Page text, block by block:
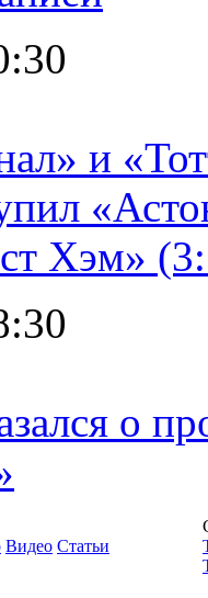
и
Хэм»
о
Видео Статьи